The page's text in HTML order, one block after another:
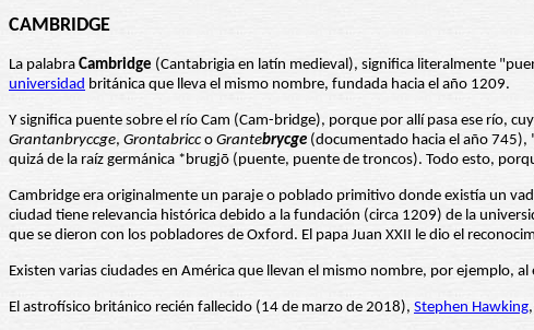
CAMBRIDGE
La palabra Cambridge (Cantabrigia en latín medieval), significa literalmente
universidad británica que lleva el mismo nombre, fundada hacia el año 1209.
Y significa puente sobre el río Cam (Cam-bridge), porque por allí pasa ese río,
Grantanbryccge, Grontabricc o Grantebrycge (documentado hacia el año 745),
quizá de la raíz germánica *brugjō (puente, puente de troncos). Todo esto,
Cambridge era originalmente un paraje o poblado primitivo donde existía un
ciudad tiene relevancia histórica debido a la fundación (circa 1209) de la
que se dieron con los pobladores de Oxford. El papa Juan XXII le dio el
Existen varias ciudades en América que llevan el mismo nombre, por ejemplo,
El astrofísico británico recién fallecido (14 de marzo de 2018), Stephen Hawking